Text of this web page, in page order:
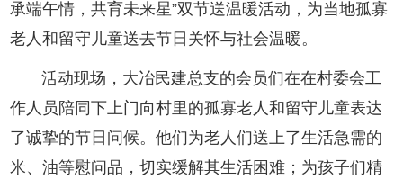
承端午情，共育未来星”双节送温暖活动，为当地孤寡
老人和留守儿童送去节日关怀与社会温暖。
活动现场，大冶民建总支的会员们在在村委会工
作人员陪同下上门向村里的孤寡老人和留守儿童表达
了诚挚的节日问候。他们为老人们送上了生活急需的
米、油等慰问品，切实缓解其生活困难；为孩子们精